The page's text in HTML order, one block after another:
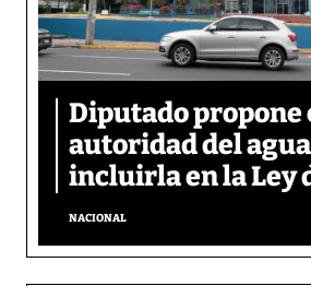
Diputado propone
autoridad del
incluirla en la Ley
NACIONAL